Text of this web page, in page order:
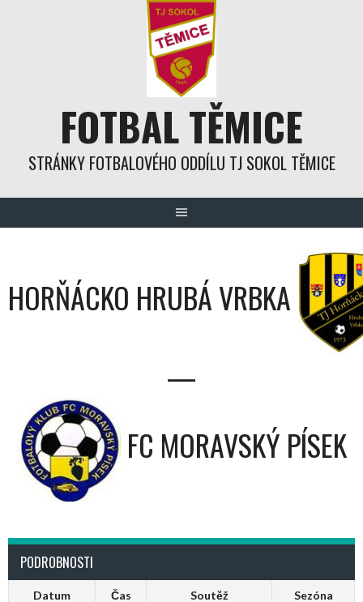
FOTBAL TĚMICE
STRÁNKY FOTBALOVÉHO ODDÍLU TJ SOKOL TĚMICE
HORŇÁCKO HRUBÁ VRBKA
—
FC MORAVSKÝ PÍSEK
PODROBNOSTI
Datum Čas Soutěž Sezóna